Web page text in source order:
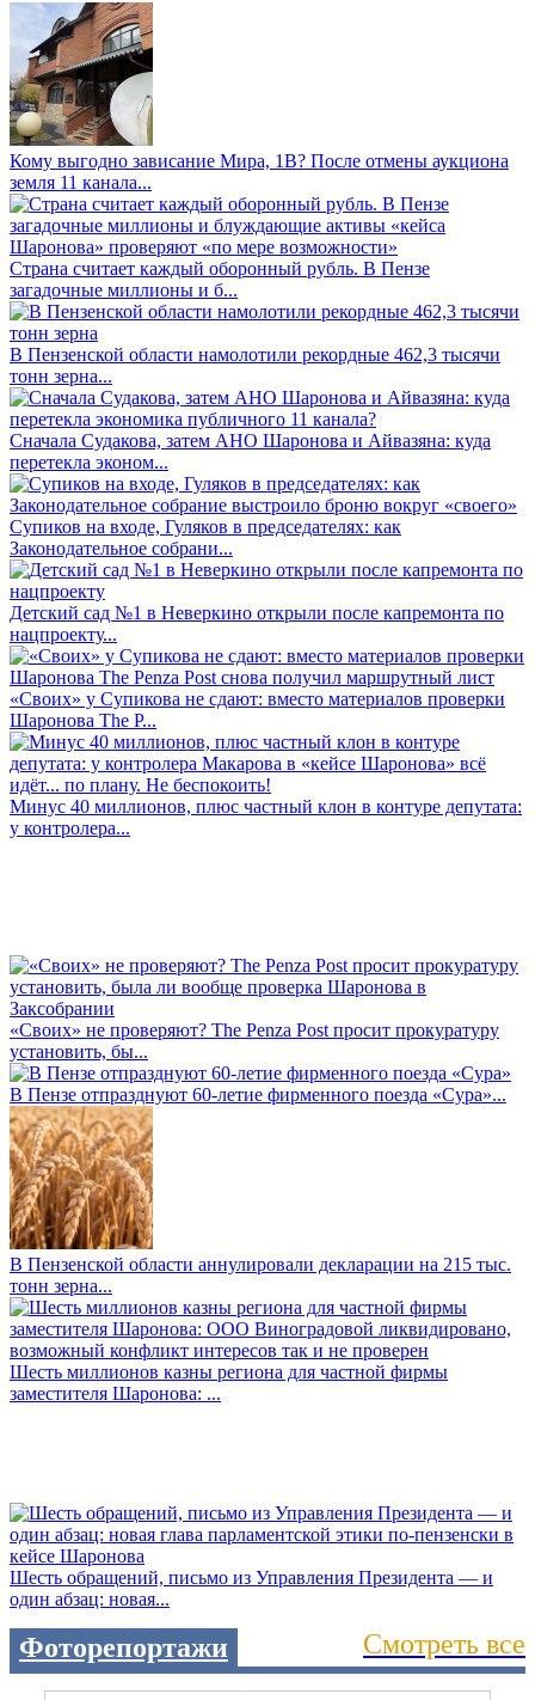
Кому выгодно зависание Мира, 1В? После отмены аукциона
земля 11 канала...
Страна считает каждый оборонный рубль. В Пензе
загадочные миллионы и б...
В Пензенской области намолотили рекордные 462,3 тысячи
тонн зерна...
Сначала Судакова, затем АНО Шаронова и Айвазяна: куда
перетекла эконом...
Супиков на входе, Гуляков в председателях: как
Законодательное собрани...
Детский сад №1 в Неверкино открыли после капремонта по
нацпроекту...
«Своих» у Супикова не сдают: вместо материалов проверки
Шаронова The P...
Минус 40 миллионов, плюс частный клон в контуре депутата:
у контролера...
«Своих» не проверяют? The Penza Post просит прокуратуру
установить, бы...
В Пензе отпразднуют 60-летие фирменного поезда «Сура»...
В Пензенской области аннулировали декларации на 215 тыс.
тонн зерна...
Шесть миллионов казны региона для частной фирмы
заместителя Шаронова: ...
Шесть обращений, письмо из Управления Президента — и
один абзац: новая...
Фоторепортажи Смотреть все